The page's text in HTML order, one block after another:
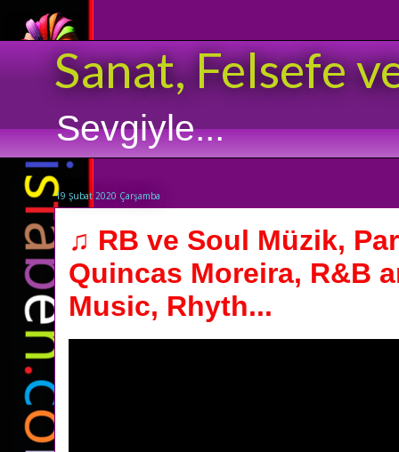
Sanat, Felsefe
Sevgiyle...
19 Şubat 2020 Çarşamba
♫ RB ve Soul Müzik,
Quincas Moreira, R&B
Music, Rhyth...